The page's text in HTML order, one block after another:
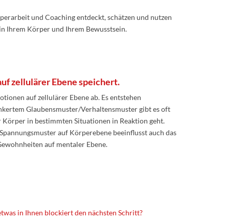
und Coaching entdeckt, schätzen und nutzen
Ihrem Körper und Ihrem Bewusstsein.
zellulärer Ebene speichert.
auf zellulärer Ebene ab. Es entstehen
Glaubensmuster/Verhaltensmuster gibt es oft
in bestimmten Situationen in Reaktion geht.
auf Körperebene beeinflusst auch das
auf mentaler Ebene.
in Ihnen blockiert den nächsten Schritt?